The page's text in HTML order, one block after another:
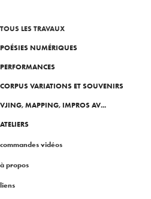
TOUS LES TRAVAUX
POÉSIES NUMÉRIQUES
PERFORMANCES
CORPUS VARIATIONS ET SOUVENIRS
VJING, MAPPING, IMPROS AV...
ATELIERS
commandes vidéos
à propos
liens